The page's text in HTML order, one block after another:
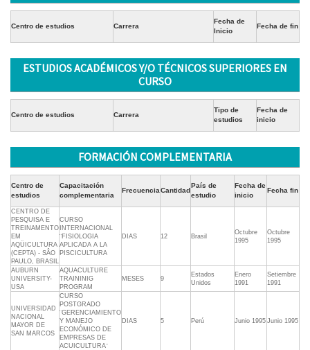
Centro de estudios Carrera
Fecha de
Inicio
Fecha de fin
ESTUDIOS ACADÉMICOS Y/O TÉCNICOS SUPERIORES EN
CURSO
Centro de estudios Carrera
Tipo de
estudios
Fecha de
inicio
FORMACIÓN COMPLEMENTARIA
Centro de
estudios
Capacitación
complementaria
FrecuenciaCantidad
País de
estudio
Fecha de
inicio
Fecha fin
CENTRO DE
PESQUISA E
TREINAMENTO
EM
AQÜICULTURA
(CEPTA) - SÂO
PAULO, BRASIL
CURSO
INTERNACIONAL
¨FISIOLOGIA
APLICADA A LA
PISCICULTURA
DIAS 12 Brasil
Octubre
1995
Octubre
1995
AUBURN
UNIVERSITY-
USA
AQUACULTURE
TRAININIG
PROGRAM
MESES 9
Estados
Unidos
Enero
1991
Setiembre
1991
UNIVERSIDAD
NACIONAL
MAYOR DE
SAN MARCOS
CURSO
POSTGRADO
¨GERENCIAMIENTO
Y MANEJO
ECONÓMICO DE
EMPRESAS DE
ACUICULTURA¨
DIAS 5 Perú Junio 1995 Junio 1995